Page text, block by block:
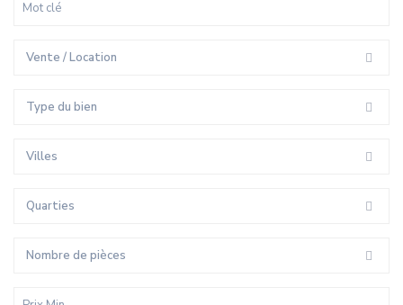
Vente / Location
Type du bien
Villes
Quarties
Nombre de pièces